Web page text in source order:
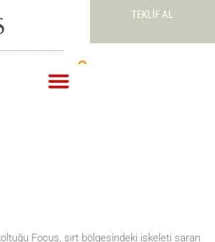
TEKLIF AL
Teklif Al
Focus, sırt bölgesindeki iskeleti saran